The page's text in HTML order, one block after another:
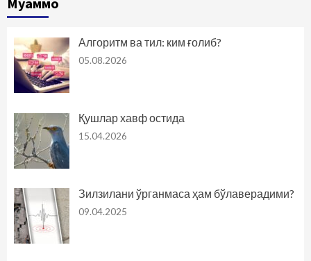
Алгоритм ва тил: ким ғолиб?
05.08.2026
Қушлар хавф остида
15.04.2026
Зилзилани ўрганмаса ҳам бўлаверадими?
09.04.2025